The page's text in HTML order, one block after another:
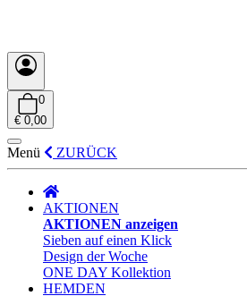
0
€ 0,00
Menü ZURÜCK
AKTIONEN
AKTIONEN anzeigen
Sieben auf einen Klick
Design der Woche
ONE DAY Kollektion
HEMDEN